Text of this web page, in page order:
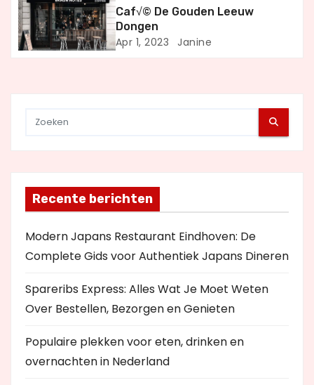
a
t
Caf√© De Gouden Leeuw
Dongen
Apr 1, 2023 Janine
Recente berichten
Modern Japans Restaurant Eindhoven: De
Complete Gids voor Authentiek Japans Dineren
Spareribs Express: Alles Wat Je Moet Weten
Over Bestellen, Bezorgen en Genieten
Populaire plekken voor eten, drinken en
overnachten in Nederland